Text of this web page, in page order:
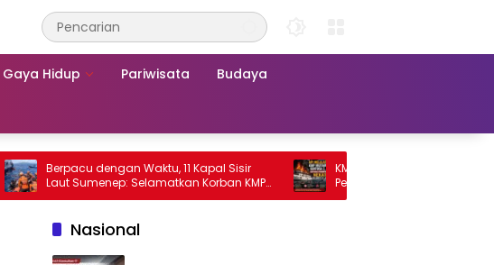
Gaya Hidup Pariwisata Budaya
Berpacu dengan Waktu, 11 Kapal Sisir
Laut Sumenep: Selamatkan Korban KMP
Mutiara Sentosa 2
KMP Mutiara Sentosa 2 Terbakar,
Penumpang Nekat Melompat ke Laut
Nasional